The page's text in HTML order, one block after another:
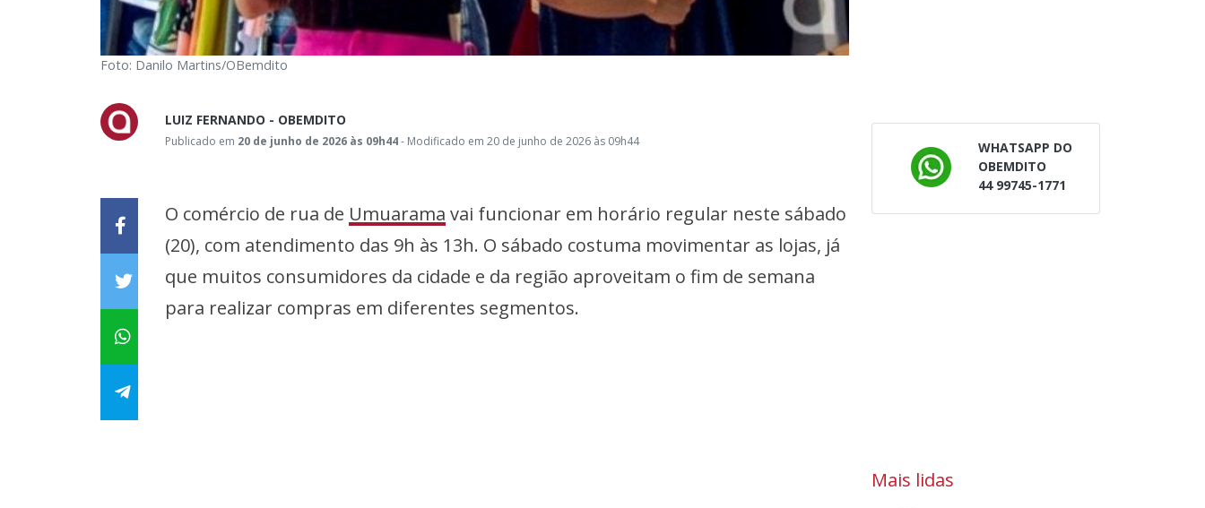
Foto: Danilo Martins/OBemdito
LUIZ FERNANDO - OBEMDITO
Publicado em 20 de junho de 2026 às 09h44- Modificado em 20 de junho de 2026 às 09h44
O comércio de rua de Umuarama vai funcionar em horário regular neste sábado
(20), com atendimento das 9h às 13h. O sábado costuma movimentar as lojas, já
que muitos consumidores da cidade e da região aproveitam o fim de semana
para realizar compras em diferentes segmentos.
WHATSAPP DO
OBEMDITO
44 99745-1771
Mais lidas